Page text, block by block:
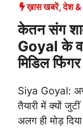
ख़ास खबरें,देश &
केतन संग
Goyal के
मिडिल फिंगर
Siya Goyal:
तैयारी में क्यों
अलग ही मोड़